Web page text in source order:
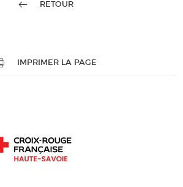
RETOUR
IMPRIMER LA PAGE